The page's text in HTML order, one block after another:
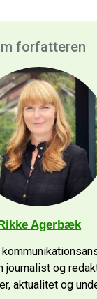
forfatteren
Rikke Agerbæk
journalist og
aktualitet og